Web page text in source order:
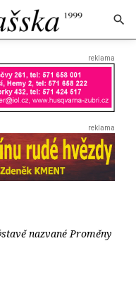
nazvané Proměny